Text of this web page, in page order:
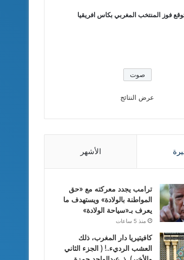
فوز المنتخب المغربي بكاس افريقيا
عرض النتائج
الأشهر
ترامب يجدد معركته مع «حق
المواطنة بالولادة» ويستهدف ما
يعرف بـ«سياحة الولادة»
منذ 5 ساعات
كافيتيريا دار المغرب، ذلك
العشب الرديء..! ( الجزء الثاني